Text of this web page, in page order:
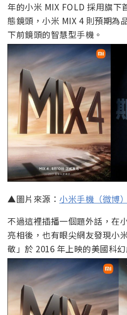
年的小米 MIX FOLD 採用旗下
態鏡頭，小米 MIX 4 則預期為
下前鏡頭的智慧型手機。
▲圖片來源： 小米手機（微博）
不過這裡插播一個題外話，在
亮相後，也有眼尖網友發現小
敬」於 2016 年上映的美國科